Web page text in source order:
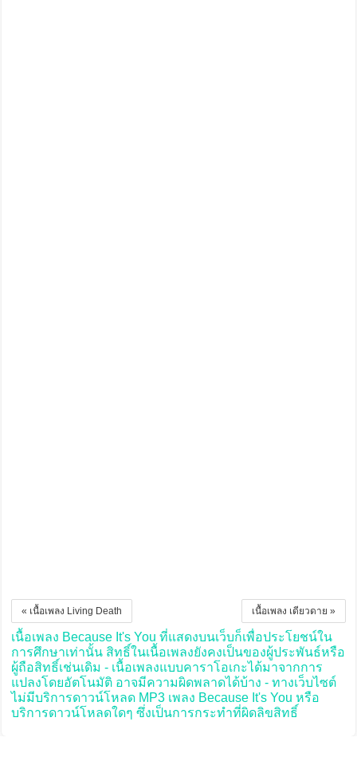
เนื้อเพลง เดียวดาย »
« เนื้อเพลง Living Death
เนื้อเพลง Because It's You ที่แสดงบนเว็บก็เพื่อประโยชน์ใน
การศึกษาเท่านั้น สิทธิ์ในเนื้อเพลงยังคงเป็นของผู้ประพันธ์หรือ
ผู้ถือสิทธิ์เช่นเดิม - เนื้อเพลงแบบคาราโอเกะได้มาจากการ
แปลงโดยอัตโนมัติ อาจมีความผิดพลาดได้บ้าง - ทางเว็บไซต์
ไม่มีบริการดาวน์โหลด MP3 เพลง Because It's You หรือ
บริการดาวน์โหลดใดๆ ซึ่งเป็นการกระทำที่ผิดลิขสิทธิ์